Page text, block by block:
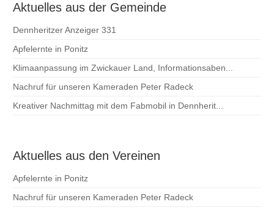
Aktuelles aus der Gemeinde
Dennheritzer Anzeiger 331
Apfelernte in Ponitz
Klimaanpassung im Zwickauer Land, Informationsaben...
Nachruf für unseren Kameraden Peter Radeck
Kreativer Nachmittag mit dem Fabmobil in Dennherit...
Aktuelles aus den Vereinen
Apfelernte in Ponitz
Nachruf für unseren Kameraden Peter Radeck